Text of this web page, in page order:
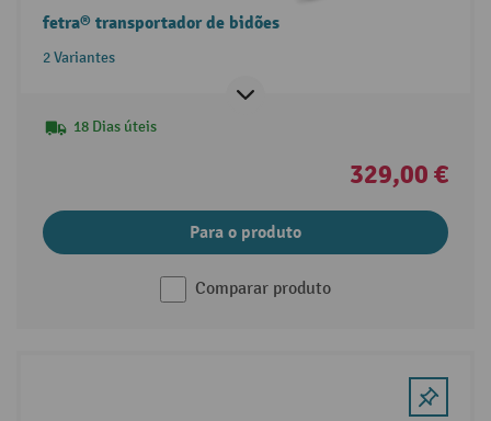
fetra® transportador de bidões
2 Variantes
18 Dias úteis
329,00 €
Para o produto
Comparar produto